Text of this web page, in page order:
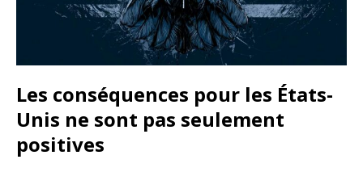
Les conséquences pour les États-
Unis ne sont pas seulement
positives